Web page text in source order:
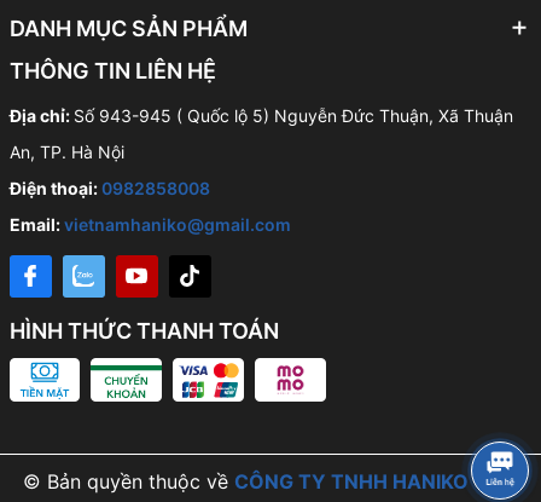
DANH MỤC SẢN PHẨM
THÔNG TIN LIÊN HỆ
Địa chỉ: Số 943-945 ( Quốc lộ 5) Nguyễn Đức Thuận, Xã Thuận
An, TP. Hà Nội
Điện thoại:0982858008
Email:vietnamhaniko@gmail.com
HÌNH THỨC THANH TOÁN
© Bản quyền thuộc về CÔNG TY TNHH HANIKO VIỆT